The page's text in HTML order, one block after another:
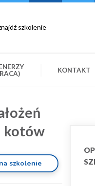
KONTAKT
kotów
szkolenie